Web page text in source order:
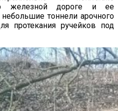
железной дороге и ее
тоннели арочного
протекания ручейков под